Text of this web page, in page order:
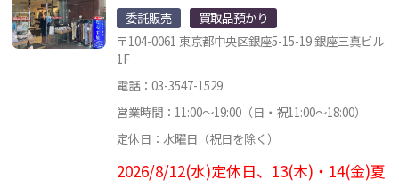
委託販売
買取品預かり
〒104-0061 東京都中央区銀座5-15-19 銀座三真ビル
1F
電話：03-3547-1529
営業時間：11:00～19:00（日・祝11:00～18:00）
定休日：水曜日（祝日を除く）
2026/8/12(水)定休日、13(木)・14(金)夏